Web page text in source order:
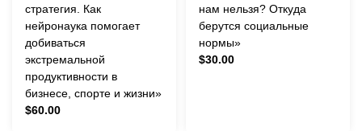
стратегия. Как
нейронаука помогает
добиваться
экстремальной
продуктивности в
бизнесе, спорте и жизни»
$60.00
нам нельзя? Откуда
берутся социальные
нормы»
$30.00